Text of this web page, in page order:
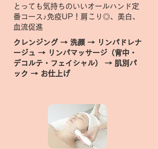
とっても気持ちのいいオールハンド定
番コース♪免疫UP！肩こり◎、美白、
血流促進
クレンジング → 洗顔 → リンパドレナ
ージュ → リンパマッサージ（背中・
デコルテ・フェイシャル） → 肌別パ
ック → お仕上げ